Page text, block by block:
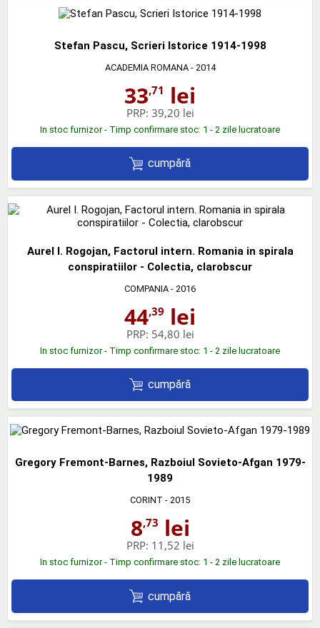
Stefan Pascu, Scrieri Istorice 1914-1998
ACADEMIA ROMANA- 2014
33,71 lei
PRP: 39,20 lei
In stoc furnizor - Timp confirmare stoc: 1 - 2 zile lucratoare
cumpără
Aurel I. Rogojan, Factorul intern. Romania in spirala
conspiratiilor - Colectia, clarobscur
COMPANIA - 2016
44,39 lei
PRP: 54,80 lei
In stoc furnizor - Timp confirmare stoc: 1 - 2 zile lucratoare
cumpără
Gregory Fremont-Barnes, Razboiul Sovieto-Afgan 1979-
1989
CORINT - 2015
8,73 lei
PRP: 11,52 lei
In stoc furnizor - Timp confirmare stoc: 1 - 2 zile lucratoare
cumpără